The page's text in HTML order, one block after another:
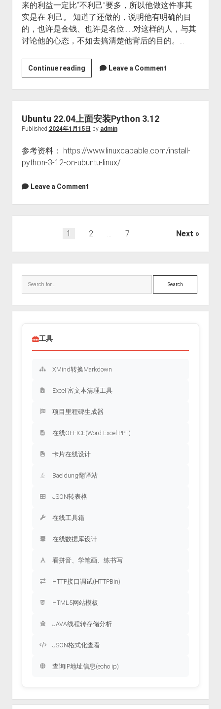
的
Function
calling
来的利益一定比“不利己”要多，所以他做这件事其
实是在 利己。 知道了还做的，说明他有明确的目
的，也许是金钱、也许是名位……对这样的人，与其
讨论他的心态，不如去搞清楚他背后的目的。…
Continue reading做
损
人
不
利
己
事
的
是
么
Leave a Comment
Ubuntu 22.04上面安装Python 3.12
Published 2024年1月15日 by admin
参考资料： https://www.linuxcapable.com/install-
python-3-12-on-ubuntu-linux/
Leave a Comment
1 2 … 7 Next
Search
工具
XMind转换Markdown
Excel 富文本清理工具
项目里程碑生成器
在线OFFICE(Word Excel PPT)
卡片在线设计
Baeldung翻译站
JSON转表格
在线工具箱
在线数据库设计
看拼音、学笔画、练书写
HTTP接口调试(HTTPBin)
HTML5网站模板
JAVA线程转存储分析
JSON格式化查看
查询IP地址信息(echo ip)